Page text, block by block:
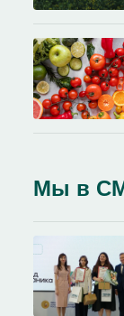
Мы в